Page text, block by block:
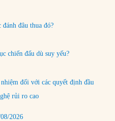
đâu thua đó?
chiến đấu dù suy yếu?
đối với các quyết định đầu
rủi ro cao
2026